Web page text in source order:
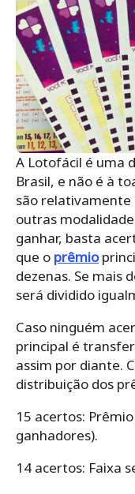
A Lotofácil é uma
Brasil, e não é à
são relativamente
outras
ganhar, basta
que o prêmio
dezenas. Se mais
será dividido
Caso ninguém
principal é
assim por diante.
distribuição dos
15 acertos:
ganhadores).
14 acertos: Faixa